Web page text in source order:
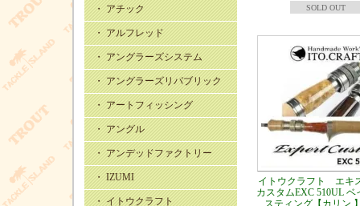
・ アチック
・ アルフレッド
・ アングラーズシステム
・ アングラーズリパブリック
・ アートフィッシング
・ アングル
・ アンデッドファクトリー
・ IZUMI
・ イトウクラフト
SOLD OUT
イトウクラフト エキ
カスタムEXC 510UL ベ
スティング【カリン